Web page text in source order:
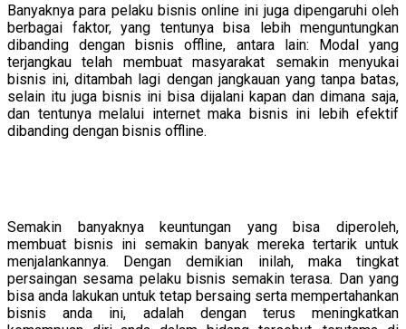
Banyaknya para pelaku bisnis online ini juga dipengaruhi oleh
berbagai faktor, yang tentunya bisa lebih menguntungkan
dibanding dengan bisnis offline, antara lain: Modal yang
terjangkau telah membuat masyarakat semakin menyukai
bisnis ini, ditambah lagi dengan jangkauan yang tanpa batas,
selain itu juga bisnis ini bisa dijalani kapan dan dimana saja,
dan tentunya melalui internet maka bisnis ini lebih efektif
dibanding dengan bisnis offline.
Semakin banyaknya keuntungan yang bisa diperoleh,
membuat bisnis ini semakin banyak mereka tertarik untuk
menjalankannya. Dengan demikian inilah, maka tingkat
persaingan sesama pelaku bisnis semakin terasa. Dan yang
bisa anda lakukan untuk tetap bersaing serta mempertahankan
bisnis anda ini, adalah dengan terus meningkatkan